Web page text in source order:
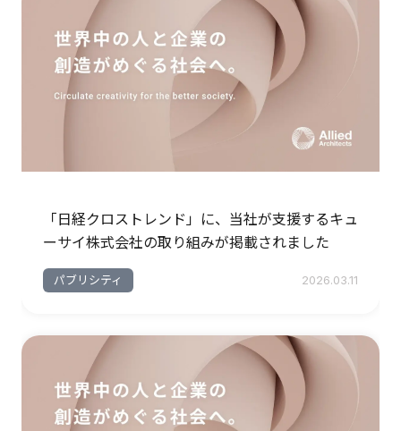
「日経クロストレンド」に、当社が支援するキュ
ーサイ株式会社の取り組みが掲載されました
パブリシティ 2026.03.11